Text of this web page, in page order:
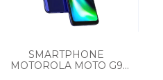
SMARTPHONE
MOTOROLA MOTO G9